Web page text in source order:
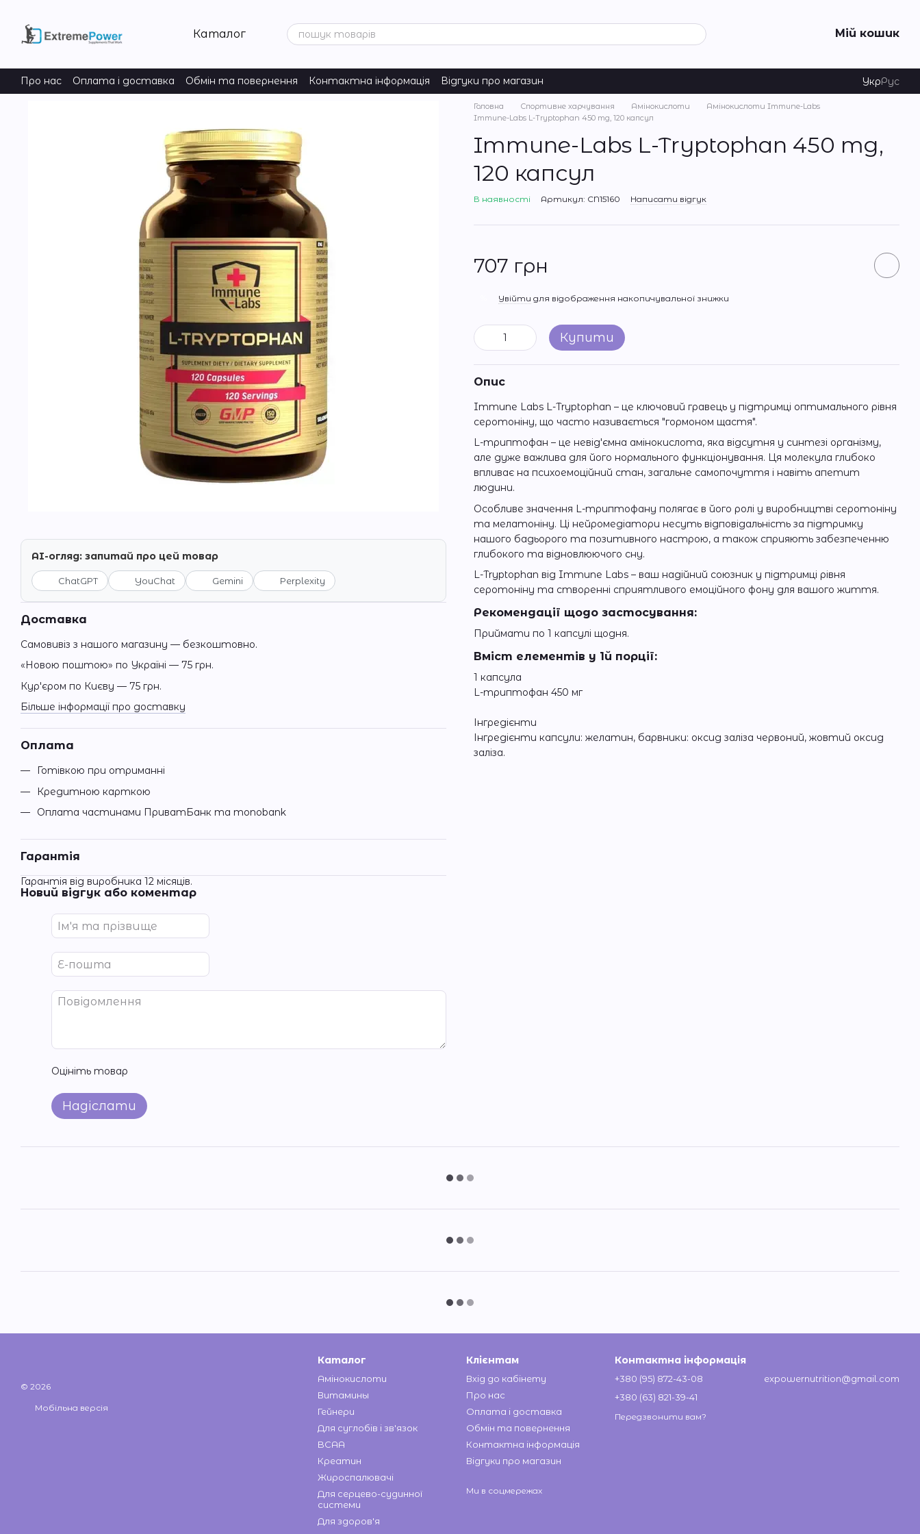
Каталог Мій кошик
Про нас Оплата і доставка Обмін та повернення Контактна інформація Відгуки про магазин УкрРус
AI-огляд: запитай про цей товар
ChatGPT YouChat Gemini Perplexity
Доставка
Самовивіз з нашого магазину — безкоштовно.
«Новою поштою» по Україні — 75 грн.
Кур'єром по Києву — 75 грн.
Більше інформації про доставку
Оплата
Готівкою при отриманні
Кредитною карткою
Оплата частинами ПриватБанк та monobank
Гарантія
Гарантія від виробника 12 місяців.
Новий відгук або коментар
Оцініть товар
Надіслати
Головна Спортивне харчування Амінокислоти
Амінокислоти Immune-Labs
Immune-Labs L-Tryptophan 450 mg, 120 капсул
Immune-Labs L-Tryptophan 450 mg,
120 капсул
В наявності Артикул: CN15160 Написати відгук
707 грн
Увійти для відображення накопичувальної знижки
Купити
Опис
Immune Labs L-Tryptophan – це ключовий гравець у підтримці оптимального рівня
серотоніну, що часто називається "гормоном щастя".
L-триптофан – це невід'ємна амінокислота, яка відсутня у синтезі організму,
але дуже важлива для його нормального функціонування. Ця молекула глибоко
впливає на психоемоційний стан, загальне самопочуття і навіть апетит
людини.
Особливе значення L-триптофану полягає в його ролі у виробництві серотоніну
та мелатоніну. Ці нейромедіатори несуть відповідальність за підтримку
нашого бадьорого та позитивного настрою, а також сприяють забезпеченню
глибокого та відновлюючого сну.
L-Tryptophan від Immune Labs – ваш надійний союзник у підтримці рівня
серотоніну та створенні сприятливого емоційного фону для вашого життя.
Рекомендації щодо застосування:
Приймати по 1 капсулі щодня.
Вміст елементів у 1й порції:
1 капсула
L-триптофан 450 мг
Інгредієнти
Інгредієнти капсули: желатин, барвники: оксид заліза червоний, жовтий оксид
заліза.
© 2026
Мобільна версія
Каталог
Амінокислоти
Витамины
Гейнери
Для суглобів і зв'язок
BCAA
Креатин
Жироспалювачі
Для серцево-судинної
системи
Для здоров'я
Клієнтам
Вхід до кабінету
Про нас
Оплата і доставка
Обмін та повернення
Контактна інформація
Відгуки про магазин
Ми в соцмережах
Контактна інформація
+380 (95) 872-43-08
+380 (63) 821-39-41
Передзвонити вам?
expowernutrition@gmail.com